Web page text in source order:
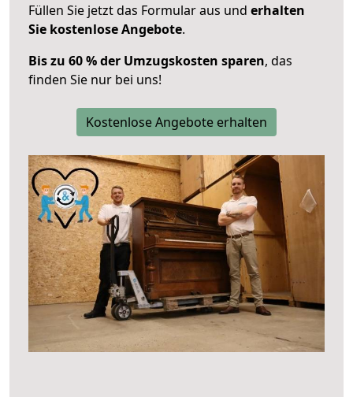
Füllen Sie jetzt das Formular aus und erhalten
Sie kostenlose Angebote.
Bis zu 60 % der Umzugskosten sparen, das
finden Sie nur bei uns!
Kostenlose Angebote erhalten